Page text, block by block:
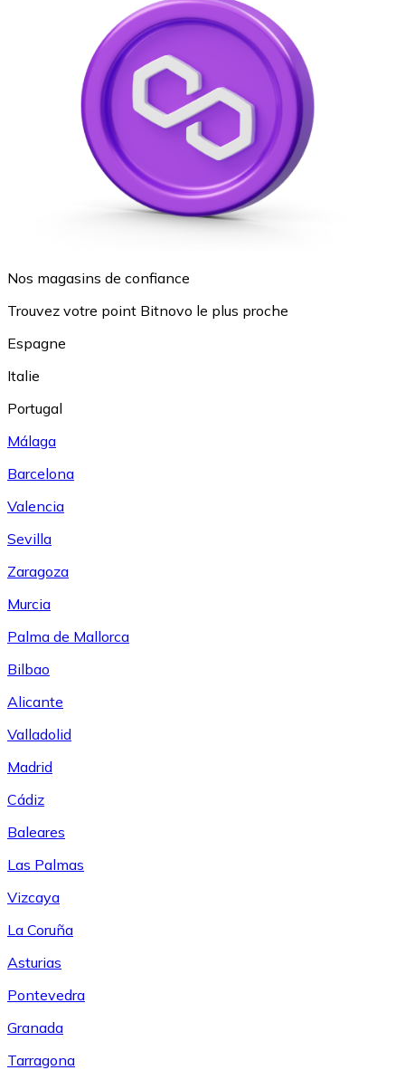
Nos magasins de confiance
Trouvez votre point Bitnovo le plus proche
Espagne
Italie
Portugal
Málaga
Barcelona
Valencia
Sevilla
Zaragoza
Murcia
Palma de Mallorca
Bilbao
Alicante
Valladolid
Madrid
Cádiz
Baleares
Las Palmas
Vizcaya
La Coruña
Asturias
Pontevedra
Granada
Tarragona